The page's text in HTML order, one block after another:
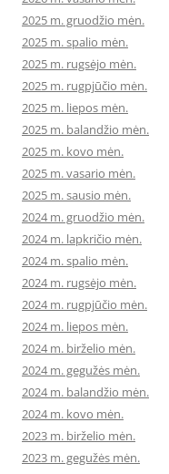
2025 m. gruodžio mėn.
2025 m. spalio mėn.
2025 m. rugsėjo mėn.
2025 m. rugpjūčio mėn.
2025 m. liepos mėn.
2025 m. balandžio mėn.
2025 m. kovo mėn.
2025 m. vasario mėn.
2025 m. sausio mėn.
2024 m. gruodžio mėn.
2024 m. lapkričio mėn.
2024 m. spalio mėn.
2024 m. rugsėjo mėn.
2024 m. rugpjūčio mėn.
2024 m. liepos mėn.
2024 m. birželio mėn.
2024 m. gegužės mėn.
2024 m. balandžio mėn.
2024 m. kovo mėn.
2023 m. birželio mėn.
2023 m. gegužės mėn.